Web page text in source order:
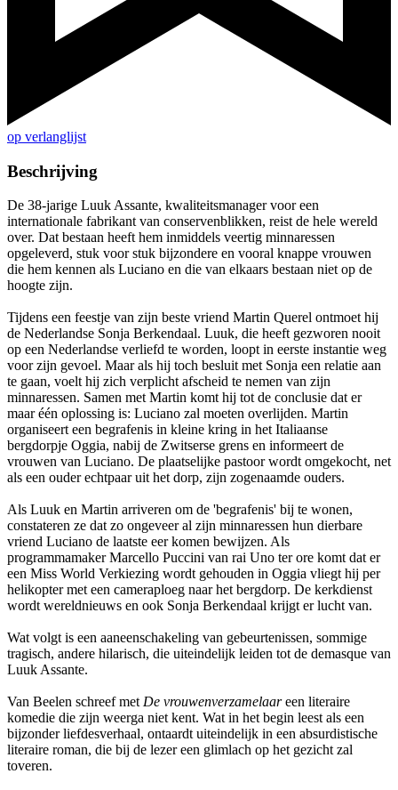
op verlanglijst
Beschrijving
De 38-jarige Luuk Assante, kwaliteitsmanager voor een
internationale fabrikant van conservenblikken, reist de hele wereld
over. Dat bestaan heeft hem inmiddels veertig minnaressen
opgeleverd, stuk voor stuk bijzondere en vooral knappe vrouwen
die hem kennen als Luciano en die van elkaars bestaan niet op de
hoogte zijn.
Tijdens een feestje van zijn beste vriend Martin Querel ontmoet hij
de Nederlandse Sonja Berkendaal. Luuk, die heeft gezworen nooit
op een Nederlandse verliefd te worden, loopt in eerste instantie weg
voor zijn gevoel. Maar als hij toch besluit met Sonja een relatie aan
te gaan, voelt hij zich verplicht afscheid te nemen van zijn
minnaressen. Samen met Martin komt hij tot de conclusie dat er
maar één oplossing is: Luciano zal moeten overlijden. Martin
organiseert een begrafenis in kleine kring in het Italiaanse
bergdorpje Oggia, nabij de Zwitserse grens en informeert de
vrouwen van Luciano. De plaatselijke pastoor wordt omgekocht, net
als een ouder echtpaar uit het dorp, zijn zogenaamde ouders.
Als Luuk en Martin arriveren om de 'begrafenis' bij te wonen,
constateren ze dat zo ongeveer al zijn minnaressen hun dierbare
vriend Luciano de laatste eer komen bewijzen. Als
programmamaker Marcello Puccini van rai Uno ter ore komt dat er
een Miss World Verkiezing wordt gehouden in Oggia vliegt hij per
helikopter met een cameraploeg naar het bergdorp. De kerkdienst
wordt wereldnieuws en ook Sonja Berkendaal krijgt er lucht van.
Wat volgt is een aaneenschakeling van gebeurtenissen, sommige
tragisch, andere hilarisch, die uiteindelijk leiden tot de demasque van
Luuk Assante.
Van Beelen schreef metDe vrouwenverzamelaareen literaire
komedie die zijn weerga niet kent. Wat in het begin leest als een
bijzonder liefdesverhaal, ontaardt uiteindelijk in een absurdistische
literaire roman, die bij de lezer een glimlach op het gezicht zal
toveren.